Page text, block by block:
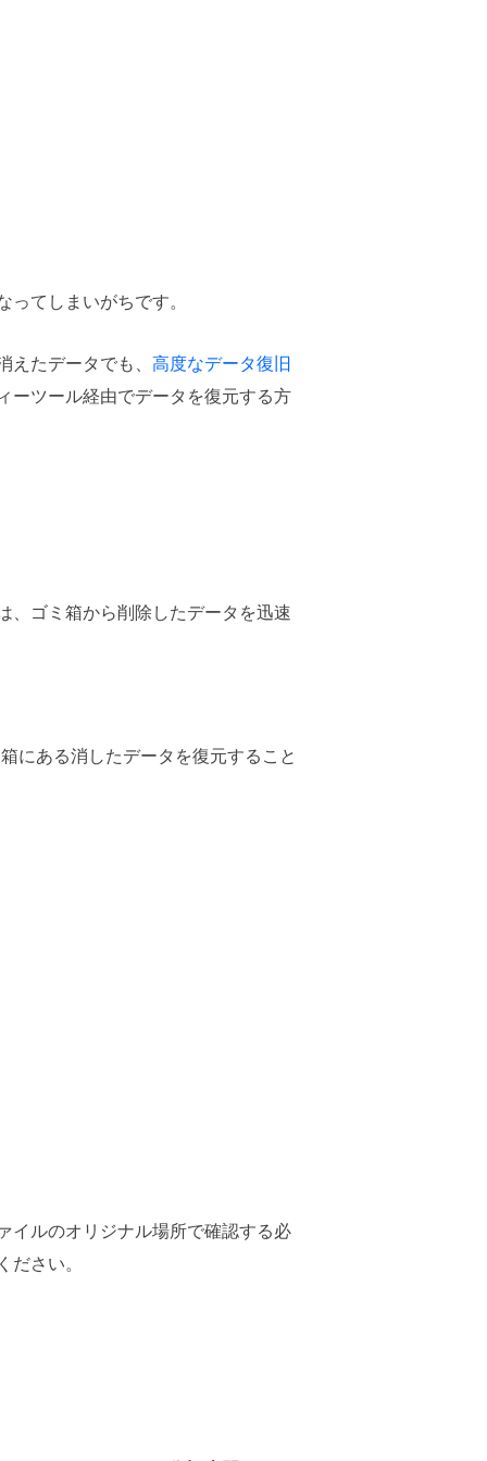
てしまいがちです。
たデータでも、 高度なデータ復旧
ーツール経由でデータを復元する方
、ゴミ箱から削除したデータを迅速
箱にある消したデータを復元すること
イルのオリジナル場所で確認する必
さい。